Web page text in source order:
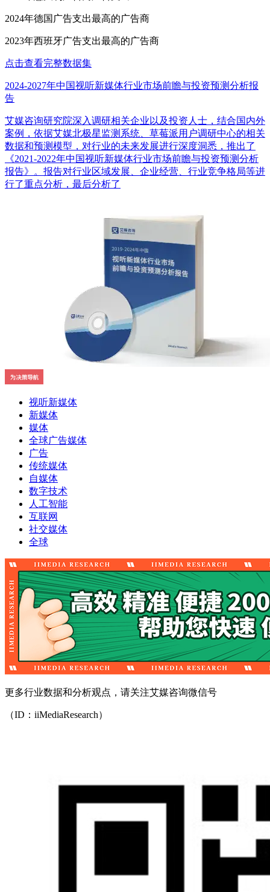
2024年德国广告支出最高的广告商
2023年西班牙广告支出最高的广告商
点击查看完整数据集
2024-2027年中国视听新媒体行业市场前瞻与投资预测分析报
告
艾媒咨询研究院深入调研相关企业以及投资人士，结合国内外
案例，依据艾媒北极星监测系统、草莓派用户调研中心的相关
数据和预测模型，对行业的未来发展进行深度洞悉，推出了
《2021-2022年中国视听新媒体行业市场前瞻与投资预测分析
报告》。报告对行业区域发展、企业经营、行业竞争格局等进
行了重点分析，最后分析了
视听新媒体
新媒体
媒体
全球广告媒体
广告
传统媒体
自媒体
数字技术
人工智能
互联网
社交媒体
全球
更多行业数据和分析观点，请关注艾媒咨询微信号
（ID：iiMediaResearch）